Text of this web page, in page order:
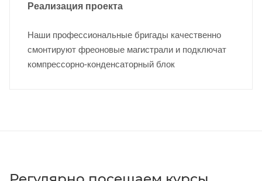
Реализация проекта
Наши профессиональные бригады качественно
смонтируют фреоновые магистрали и подключат
компрессорно-конденсаторный блок